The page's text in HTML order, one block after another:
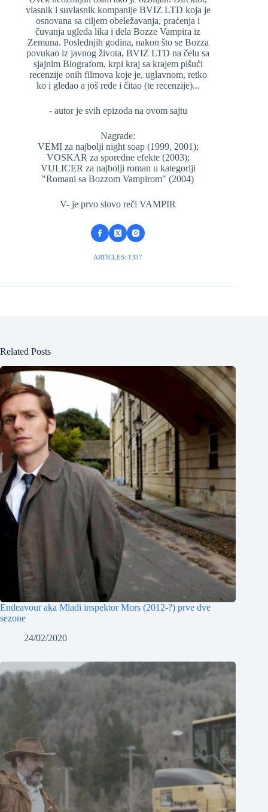
vlasnik i suvlasnik kompanije BVIZ LTD koja je
osnovana sa ciljem obeležavanja, praćenja i
čuvanja ugleda lika i dela Bozze Vampira iz
Zemuna. Poslednjih godina, nakon što se Bozza
povukao iz javnog života, BVIZ LTD na čelu sa
sjajnim Biografom, krpi kraj sa krajem pišući
recenzije onih filmova koje je, uglavnom, retko
ko i gledao a još ređe i čitao (te recenzije)...
- autor je svih epizoda na ovom sajtu
Nagrade:
VEMI za najbolji night soap (1999, 2001);
VOSKAR za sporedne efekte (2003);
VULICER za najbolji roman u kategoriji
"Romani sa Bozzom Vampirom" (2004)
V- je prvo slovo reči VAMPIR
ARTICLES: 1337
Related Posts
Endeavour aka Mladi inspektor Mors (2012-?) prve dve
sezone
24/02/2020